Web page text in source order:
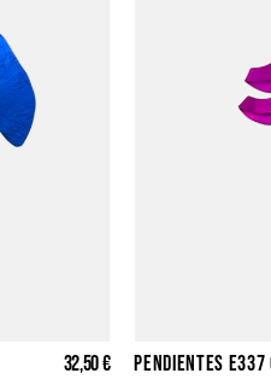
32,50 € PENDIENTES E337